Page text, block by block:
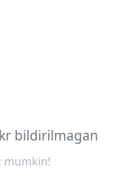
bildirilmagan
mumkin!